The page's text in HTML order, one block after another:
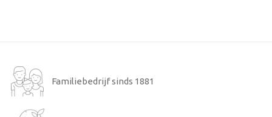
Familiebedrijf sinds 1881